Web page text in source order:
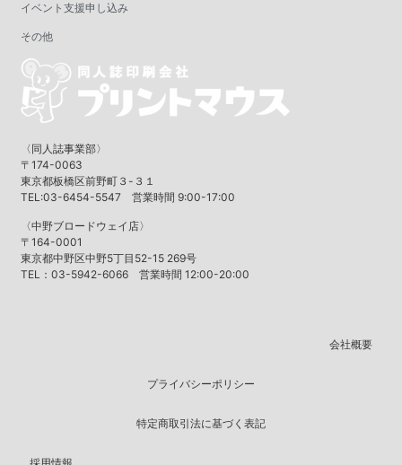
イベント支援申し込み
その他
〈同人誌事業部〉
〒174-0063
東京都板橋区前野町３-３１
TEL:03-6454-5547 営業時間 9:00-17:00
〈中野ブロードウェイ店〉
〒164-0001
東京都中野区中野5丁目52-15 269号
TEL：03-5942-6066 営業時間 12:00-20:00
会社概要
プライバシーポリシー
特定商取引法に基づく表記